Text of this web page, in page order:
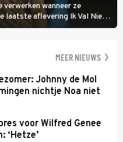
wanneer ze
laatste aflevering Ik Val Niet,
is op te geven, zelfs als ze
MEER NIEUWS
Johnny de Mol
nichtje Noa niet
voor Wilfred Genee
‘Hetze’